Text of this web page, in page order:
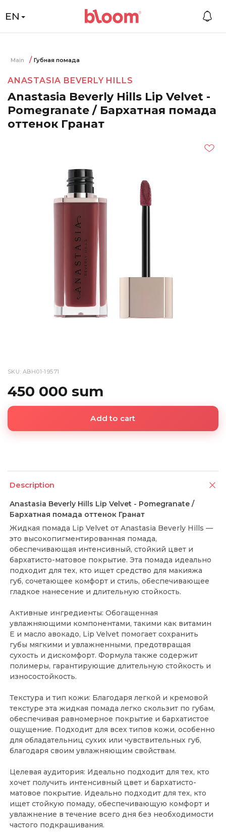
EN
Main Губная помада
ANASTASIA BEVERLY HILLS
Anastasia Beverly Hills Lip Velvet -
Pomegranate / Бархатная помада
оттенок Гранат
SKU: ABH01-19571
450 000 sum
Add to cart
Description
Anastasia Beverly Hills Lip Velvet - Pomegranate /
Бархатная помада оттенок Гранат
Жидкая помада Lip Velvet от Anastasia Beverly Hills —
это высокопигментированная помада,
обеспечивающая интенсивный, стойкий цвет и
бархатисто-матовое покрытие. Эта помада идеально
подходит для тех, кто ищет средство для макияжа
губ, сочетающее комфорт и стиль, обеспечивающее
гладкое нанесение и длительную стойкость.
Активные ингредиенты: Обогащенная
увлажняющими компонентами, такими как витамин
Е и масло авокадо, Lip Velvet помогает сохранить
губы мягкими и увлажненными, предотвращая
сухость и дискомфорт. Формула также содержит
полимеры, гарантирующие длительную стойкость и
износостойкость.
Текстура и тип кожи: Благодаря легкой и кремовой
текстуре эта жидкая помада легко скользит по губам,
обеспечивая равномерное покрытие и бархатистое
ощущение. Подходит для всех типов кожи, особенно
для обладательниц сухих или чувствительных губ,
благодаря своим увлажняющим свойствам.
Целевая аудитория: Идеально подходит для тех, кто
хочет получить интенсивный цвет и бархатисто-
матовое покрытие. Идеально подходит для тех, кто
ищет стойкую помаду, обеспечивающую комфорт и
увлажнение в течение всего дня без необходимости
частого подкрашивания.